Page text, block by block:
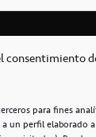
consentimiento
para fines
a un perfil elaborado